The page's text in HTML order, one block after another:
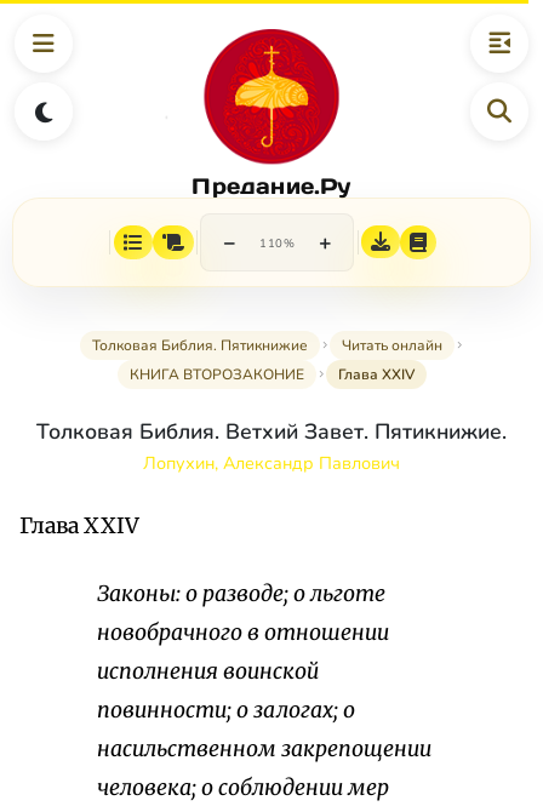
Предание.Ру
− 110% +
Толковая Библия. Пятикнижие
Читать онлайн
КНИГА ВТОРОЗАКОНИЕ
Глава XXIV
Толковая Библия. Ветхий Завет. Пятикнижие.
Лопухин, Александр Павлович
Глава XXIV
Законы: о разводе; о льготе
новобрачного в отношении
исполнения воинской
повинности; о залогах; о
насильственном закрепощении
человека; о соблюдении мер